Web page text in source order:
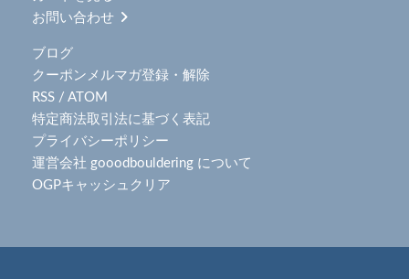
お問い合わせ
ブログ
クーポンメルマガ登録・解除
RSS / ATOM
特定商法取引法に基づく表記
プライバシーポリシー
運営会社 gooodbouldering について
OGPキャッシュクリア